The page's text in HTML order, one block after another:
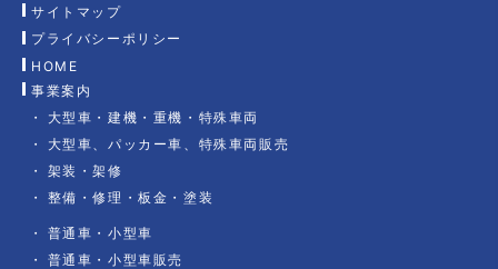
HOME
事業案内
大型車・建機・重機・特殊車両
大型車、パッカー車、特殊車両販売
架装・架修
整備・修理・板金・塗装
普通車・小型車
普通車・小型車販売
サイトマップ
プライバシーポリシー